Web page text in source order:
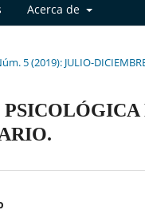
Acerca de
5 (2019): JULIO-